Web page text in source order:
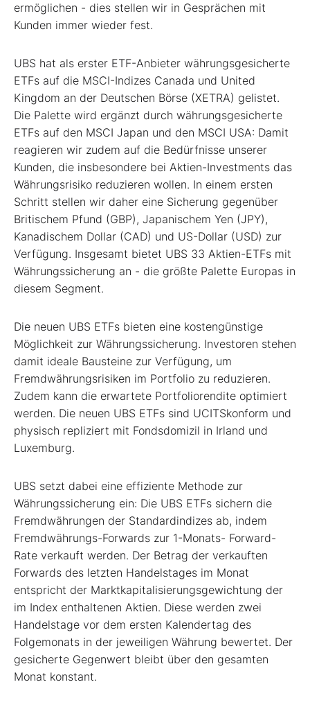
ermöglichen - dies stellen wir in Gesprächen mit
Kunden immer wieder fest.
UBS hat als erster ETF-Anbieter währungsgesicherte
ETFs auf die MSCI-Indizes Canada und United
Kingdom an der Deutschen Börse (XETRA) gelistet.
Die Palette wird ergänzt durch währungsgesicherte
ETFs auf den MSCI Japan und den MSCI USA: Damit
reagieren wir zudem auf die Bedürfnisse unserer
Kunden, die insbesondere bei Aktien-Investments das
Währungsrisiko reduzieren wollen. In einem ersten
Schritt stellen wir daher eine Sicherung gegenüber
Britischem Pfund (GBP), Japanischem Yen (JPY),
Kanadischem Dollar (CAD) und US-Dollar (USD) zur
Verfügung. Insgesamt bietet UBS 33 Aktien-ETFs mit
Währungssicherung an - die größte Palette Europas in
diesem Segment.
Die neuen UBS ETFs bieten eine kostengünstige
Möglichkeit zur Währungssicherung. Investoren stehen
damit ideale Bausteine zur Verfügung, um
Fremdwährungsrisiken im Portfolio zu reduzieren.
Zudem kann die erwartete Portfoliorendite optimiert
werden. Die neuen UBS ETFs sind UCITSkonform und
physisch repliziert mit Fondsdomizil in Irland und
Luxemburg.
UBS setzt dabei eine effiziente Methode zur
Währungssicherung ein: Die UBS ETFs sichern die
Fremdwährungen der Standardindizes ab, indem
Fremdwährungs-Forwards zur 1-Monats- Forward-
Rate verkauft werden. Der Betrag der verkauften
Forwards des letzten Handelstages im Monat
entspricht der Marktkapitalisierungsgewichtung der
im Index enthaltenen Aktien. Diese werden zwei
Handelstage vor dem ersten Kalendertag des
Folgemonats in der jeweiligen Währung bewertet. Der
gesicherte Gegenwert bleibt über den gesamten
Monat konstant.